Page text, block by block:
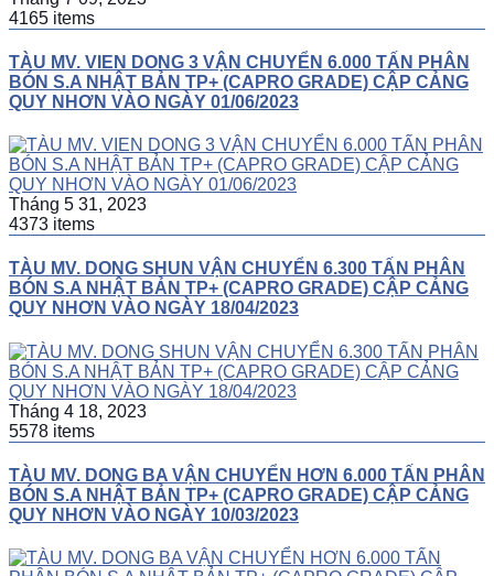
4165 items
TÀU MV. VIEN DONG 3 VẬN CHUYỂN 6.000 TẤN PHÂN
BÓN S.A NHẬT BẢN TP+ (CAPRO GRADE) CẬP CẢNG
QUY NHƠN VÀO NGÀY 01/06/2023
Tháng 5 31, 2023
4373 items
TÀU MV. DONG SHUN VẬN CHUYỂN 6.300 TẤN PHÂN
BÓN S.A NHẬT BẢN TP+ (CAPRO GRADE) CẬP CẢNG
QUY NHƠN VÀO NGÀY 18/04/2023
Tháng 4 18, 2023
5578 items
TÀU MV. DONG BA VẬN CHUYỂN HƠN 6.000 TẤN PHÂN
BÓN S.A NHẬT BẢN TP+ (CAPRO GRADE) CẬP CẢNG
QUY NHƠN VÀO NGÀY 10/03/2023